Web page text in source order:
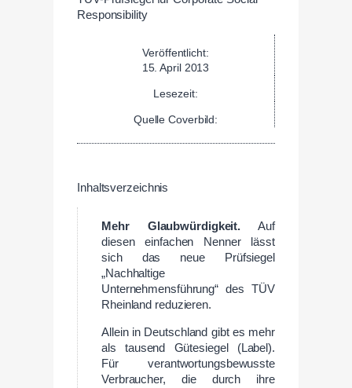
Veröffentlicht:
15. April 2013
Lesezeit:
Quelle Coverbild:
Inhaltsverzeichnis
Mehr Glaubwürdigkeit. Auf
diesen einfachen Nenner lässt
sich das neue Prüfsiegel
„Nachhaltige
Unternehmensführung“ des TÜV
Rheinland reduzieren.
Allein in Deutschland gibt es mehr
als tausend Gütesiegel (Label).
Für verantwortungsbewusste
Verbraucher, die durch ihre